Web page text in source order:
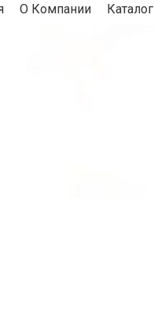
О Компании Каталог